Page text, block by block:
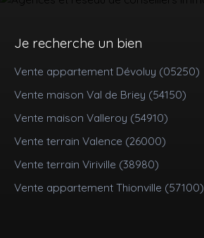
Je recherche un bien
Vente appartement Dévoluy (05250)
Vente maison Val de Briey (54150)
Vente maison Valleroy (54910)
Vente terrain Valence (26000)
Vente terrain Viriville (38980)
Vente appartement Thionville (57100)